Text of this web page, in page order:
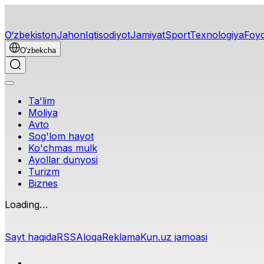
O‘zbekistonJahonIqtisodiyotJamiyatSportTexnologiya
O'zbekcha
Ta'lim
Moliya
Avto
Sog'lom hayot
Ko'chmas mulk
Ayollar dunyosi
Turizm
Biznes
Loading…
Sayt haqidaRSSAloqaReklamaKun.uz jamoasi